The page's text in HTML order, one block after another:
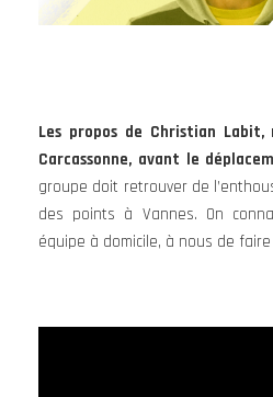
Les propos de Christian Labit,
Carcassonne, avant le
groupe doit retrouver de
des points à Vannes. On
équipe à domicile, à nous de